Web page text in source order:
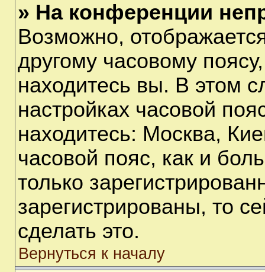
» На конференции
Возможно,
другому часовому
находитесь вы. В этом
настройках часовой
находитесь: Москва,
часовой пояс, как и
только
зарегистрированы, то
сделать это.
Вернуться к началу